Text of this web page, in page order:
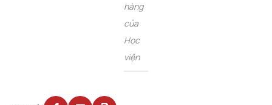
hàng
của
Học
viện